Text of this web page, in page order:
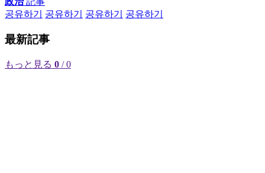
공유하기
공유하기 공유하기 공유하기
最新記事
もっと見る 0 / 0